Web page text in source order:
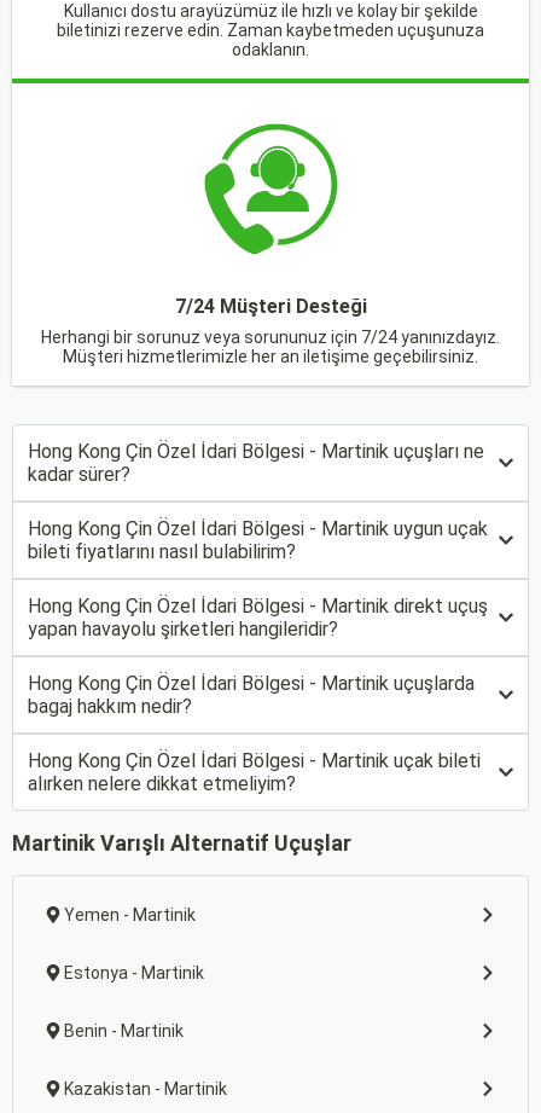
Kullanıcı dostu arayüzümüz ile hızlı ve kolay bir şekilde
biletinizi rezerve edin. Zaman kaybetmeden uçuşunuza
odaklanın.
7/24 Müşteri Desteği
Herhangi bir sorunuz veya sorununuz için 7/24 yanınızdayız.
Müşteri hizmetlerimizle her an iletişime geçebilirsiniz.
Hong Kong Çin Özel İdari Bölgesi - Martinik uçuşları ne
kadar sürer?
Hong Kong Çin Özel İdari Bölgesi - Martinik uygun uçak
bileti fiyatlarını nasıl bulabilirim?
Hong Kong Çin Özel İdari Bölgesi - Martinik direkt uçuş
yapan havayolu şirketleri hangileridir?
Hong Kong Çin Özel İdari Bölgesi - Martinik uçuşlarda
bagaj hakkım nedir?
Hong Kong Çin Özel İdari Bölgesi - Martinik uçak bileti
alırken nelere dikkat etmeliyim?
Martinik Varışlı Alternatif Uçuşlar
Yemen - Martinik
Estonya - Martinik
Benin - Martinik
Kazakistan - Martinik